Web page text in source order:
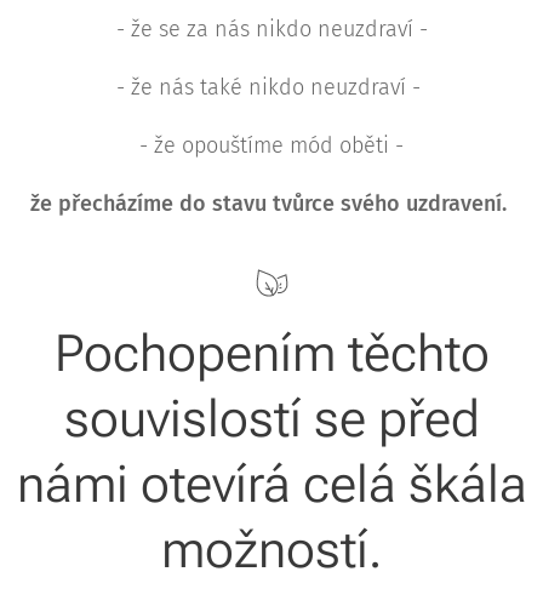
- že se za nás nikdo neuzdraví -
- že nás také nikdo neuzdraví -
- že opouštíme mód oběti -
že přecházíme do stavu tvůrce svého uzdravení.
Pochopením těchto
souvislostí se před
námi otevírá celá škála
možností.